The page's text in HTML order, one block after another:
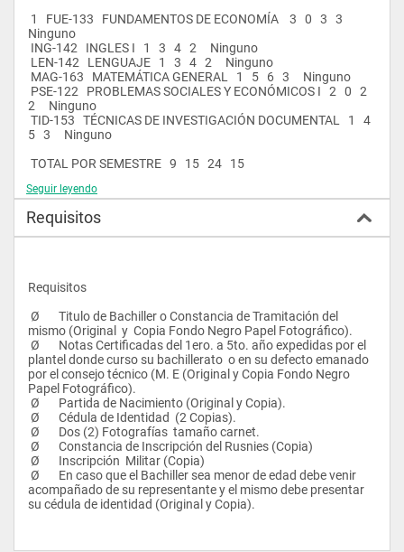
Ninguno
ING-142   INGLES I   1   3   4   2     Ninguno
LEN-142   LENGUAJE   1   3   4   2     Ninguno
MAG-163   MATEMÁTICA GENERAL   1   5   6   3     Ninguno
2     Ninguno
5   3     Ninguno
TOTAL POR SEMESTRE   9   15   24   15
2   INA-233   INTRODUCCIÓN A LA ADMINISTRACIÓN   3   0   3
ING-242   INGLES II   1   3   4   2     ING-142
MAF-263   MATEMÁTICA FINANCIERA   1   5   6   3     MAG-163
2     PSE-122          FUE-133
REH-243   RELACIONES HUMANAS   2   2   4   3     LEN-142
TOTAL POR SEMESTRE   12   11   23   16
3   EST-364   ESTADISTICA   2   4   6   4     MAG-163
HSI-343   HIGIENE Y SEGURIDAD INDUSTRIAL   3   1   4   3
Ninguno
MER-343   MERCADEO   3   1   4   3     PSE-222          MIC-243
ORM-343   ORGANIZACIÓN Y MÉTODOS   2   2   4   3     INA-233
PLI-343   PLANTAS INDUSTRIALES   3   1   4   3     MIC-243
TRA-333   TRANSPORTE   3   0   3   3     Ninguno
TOTAL POR SEMESTRE   16   9   25   19
4   COG-443   CONTABILIDAD GENERAL   3   1   4   3     Ninguno
DIS-443   DISTRIBUCIÓN   3   1   4   3     MER-343          TRA-333
Seguir leyendo
Requisitos
Requisitos
mismo (Original  y  Copia Fondo Negro Papel Fotográfico).
plantel donde curso su bachillerato  o en su defecto emanado
por el consejo técnico (M. E (Original y Copia Fondo Negro
Papel Fotográfico).
Ø       Partida de Nacimiento (Original y Copia).
Ø       Cédula de Identidad  (2 Copias).
Ø       Dos (2) Fotografías  tamaño carnet.
Ø       Constancia de Inscripción del Rusnies (Copia)
Ø       Inscripción  Militar (Copia)
acompañado de su representante y el mismo debe presentar
su cédula de identidad (Original y Copia).